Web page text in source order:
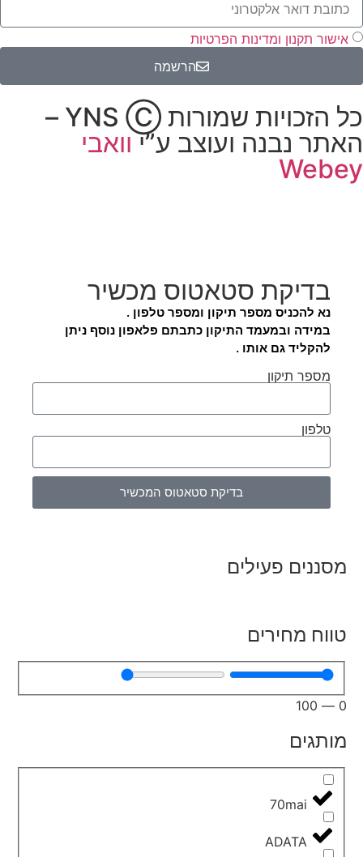
אישור תקנון ומדינות הפרטיות
הרשמה
כל הזכויות שמורות YNS Ⓒ –
האתר נבנה ועוצב ע”יוואבי
Webey
בדיקת סטאטוס מכשיר
נא להכניס מספר תיקון ומספר טלפון .
במידה ובמעמד התיקון כתבתם פלאפון נוסף ניתן
להקליד גם אותו .
מספר תיקון
טלפון
בדיקת סטאטוס המכשיר
מסננים פעילים
טווח מחירים
0
—
100
מותגים
70mai
ADATA